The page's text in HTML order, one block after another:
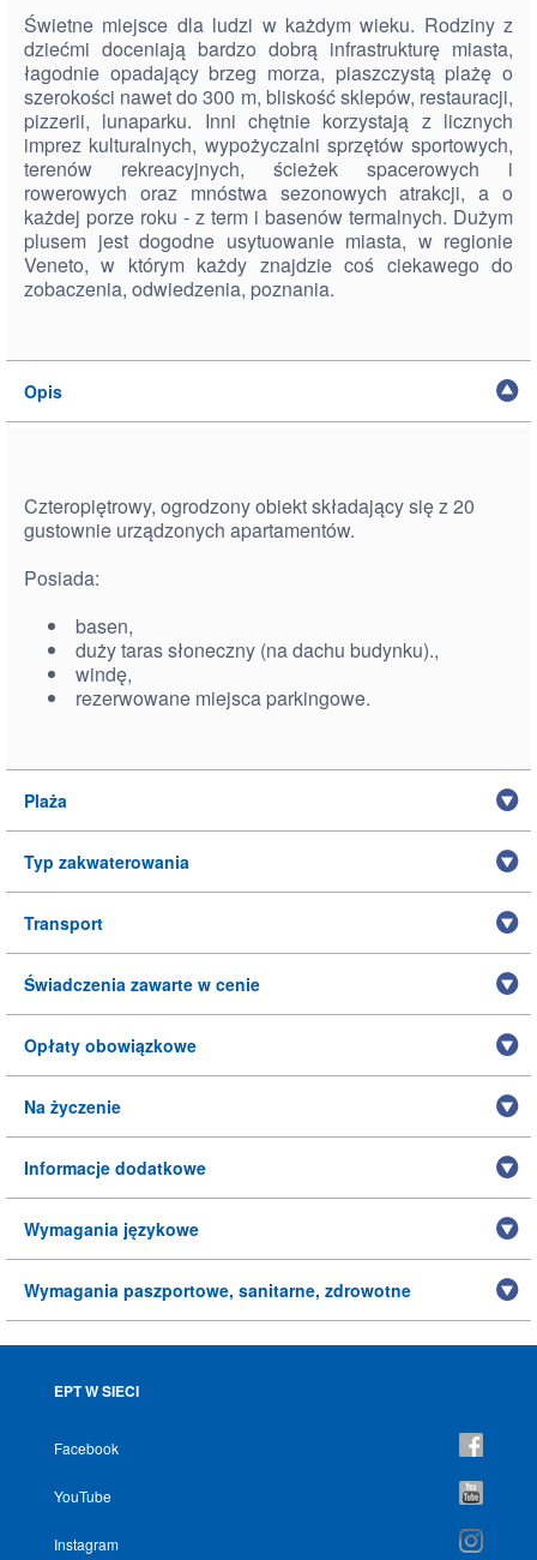
Świetne miejsce dla ludzi w każdym wieku. Rodziny z
dziećmi doceniają bardzo dobrą infrastrukturę miasta,
łagodnie opadający brzeg morza, piaszczystą plażę o
szerokości nawet do 300 m, bliskość sklepów, restauracji,
pizzerii, lunaparku. Inni chętnie korzystają z licznych
imprez kulturalnych, wypożyczalni sprzętów sportowych,
terenów rekreacyjnych, ścieżek spacerowych i
rowerowych oraz mnóstwa sezonowych atrakcji, a o
każdej porze roku - z term i basenów termalnych. Dużym
plusem jest dogodne usytuowanie miasta, w regionie
Veneto, w którym każdy znajdzie coś ciekawego do
zobaczenia, odwiedzenia, poznania.
Opis
Czteropiętrowy, ogrodzony obiekt składający się z 20
gustownie urządzonych apartamentów.
Posiada:
basen,
duży taras słoneczny (na dachu budynku).,
windę,
rezerwowane miejsca parkingowe.
Plaża
Typ zakwaterowania
Transport
Świadczenia zawarte w cenie
Opłaty obowiązkowe
Na życzenie
Informacje dodatkowe
Wymagania językowe
Wymagania paszportowe, sanitarne, zdrowotne
EPT W SIECI
Facebook
YouTube
Instagram